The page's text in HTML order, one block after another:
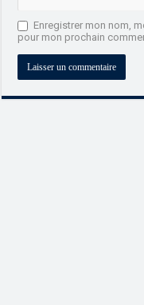
Enregistrer mon nom,
pour mon prochain